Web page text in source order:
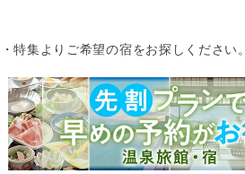
特集よりご希望の宿をお探しください。